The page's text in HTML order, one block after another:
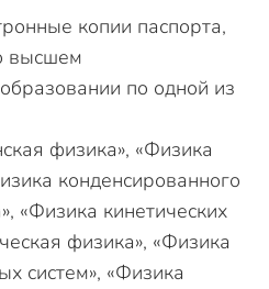
копии паспорта,
высшем
по одной из
физика», «Физика
конденсированного
«Физика кинетических
физика», «Физика
систем», «Физика